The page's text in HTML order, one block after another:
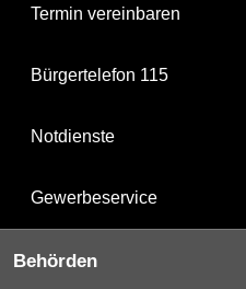
Termin vereinbaren
Bürgertelefon 115
Notdienste
Gewerbeservice
Behörden